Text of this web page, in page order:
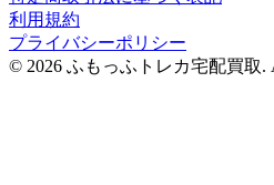
利用規約
プライバシーポリシー
© 2026 ふもっふトレカ宅配買取.